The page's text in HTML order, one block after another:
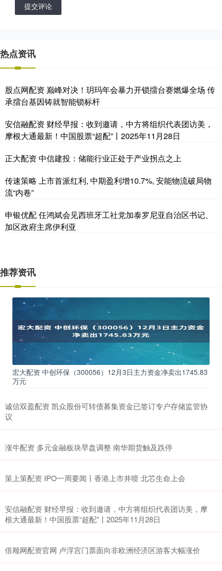
提交评论
热点资讯
股点网配资 巅峰对决！玥玛年会暴力开锁擂台赛燃爆全场 传
承擂台基因铸就智能锁标杆
安信融配资 财经早报：收到邀请，中方将组织代表团访美，
摩根大通最新！中国股票“超配”丨2025年11月28日
正大配资 中信建投：储能行业正处于产业拐点之上
传速策略 上市首派红利, 中期盈利增10.7%, 安能物流破局物
流“内卷”
申银优配 任鸿斌会见西班牙工社党加泰罗尼亚自治区书记、
加区政府主席伊利亚
推荐资讯
宏大配资 中创环保（300056）12月3日主力资金净卖出1745.83
万元
诚信双盈配资 凯众股份可转债募集资金已签订专户存储监管协
议
涨牛配资 多元金融板块早盘调整 南华期货触及跌停
策上策配资 IPO一周要闻丨香港上市井喷 北芯生命上会
安信融配资 财经早报：收到邀请，中方将组织代表团访美，摩
根大通最新！中国股票“超配”丨2025年11月28日
倍顺网配资官网 卢浮宫门票面向非欧洲经济区游客大幅涨价